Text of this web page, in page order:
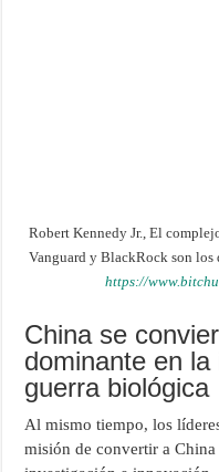
Robert Kennedy Jr., El
Vanguard y BlackRock son los
https://
China se
dominante en
guerra biológica
Al mismo tiempo, los
misión de convertir a